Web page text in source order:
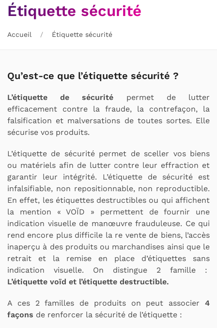
Étiquette sécurité
Accueil Étiquette sécurité
Qu’est-ce que l’étiquette sécurité ?
L’étiquette de sécurité permet de lutter
efficacement contre la fraude, la contrefaçon, la
falsification et malversations de toutes sortes. Elle
sécurise vos produits.
L’étiquette de sécurité permet de sceller vos biens
ou matériels afin de lutter contre leur effraction et
garantir leur intégrité. L’étiquette de sécurité est
infalsifiable, non repositionnable, non reproductible.
En effet, les étiquettes destructibles ou qui affichent
la mention « VOÏD » permettent de fournir une
indication visuelle de manœuvre frauduleuse. Ce qui
rend encore plus difficile la re vente de biens, l’accès
inaperçu à des produits ou marchandises ainsi que le
retrait et la remise en place d’étiquettes sans
indication visuelle. On distingue 2 famille :
L’étiquette voïd et l’étiquette destructible.
A ces 2 familles de produits on peut associer 4
façons de renforcer la sécurité de l’étiquette :